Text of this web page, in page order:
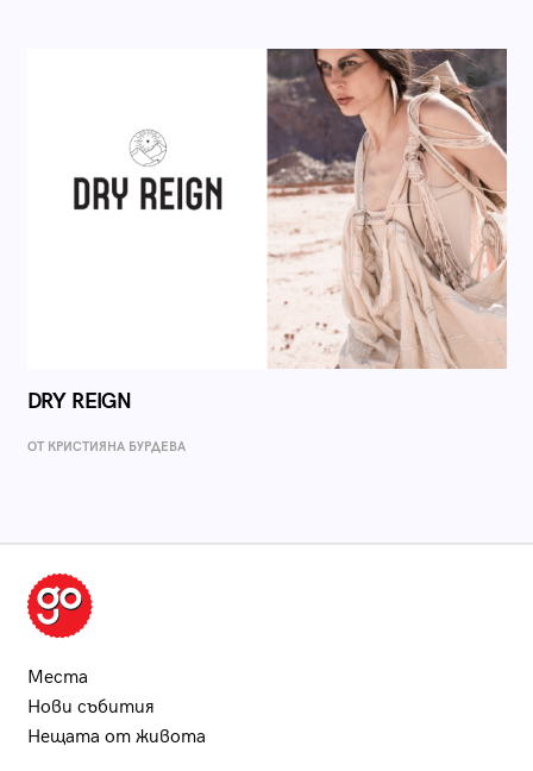
DRY REIGN
ОТ КРИСТИЯНА БУРДЕВА
Места
Нови събития
Нещата от живота